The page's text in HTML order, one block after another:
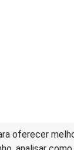
oferecer